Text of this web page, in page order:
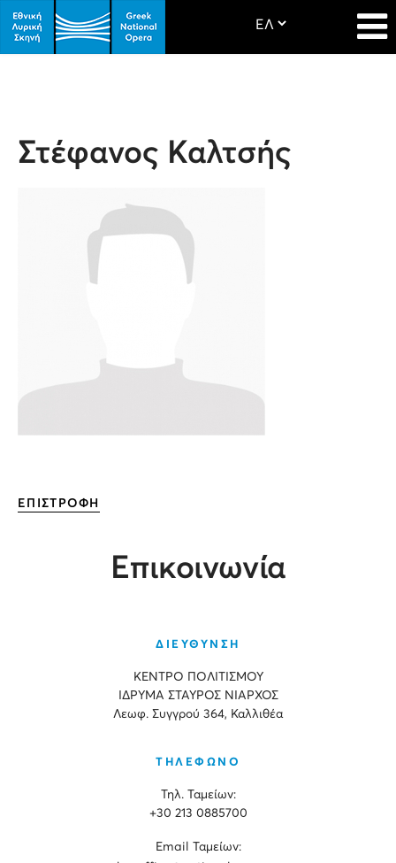
Στέφανος Καλτσής
ΕΠΙΣΤΡΟΦΗ
Επικοινωνία
ΔΙΕΥΘΥΝΣΗ
ΚΕΝΤΡΟ ΠΟΛΙΤΙΣΜΟΥ
ΙΔΡΥΜΑ ΣΤΑΥΡΟΣ ΝΙΑΡΧΟΣ
Λεωφ. Συγγρού 364, Καλλιθέα
ΤΗΛΕΦΩΝΟ
Τηλ. Ταμείων:
+30 213 0885700
Εmail Ταμείων: